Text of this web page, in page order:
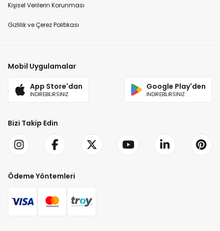
Kişisel Verilerin Korunması
Gizlilik ve Çerez Politikası
Mobil Uygulamalar
App Store'dan
İNDİREBİLİRSİNİZ
Google Play'den
İNDİREBİLİRSİNİZ
Bizi Takip Edin
Ödeme Yöntemleri